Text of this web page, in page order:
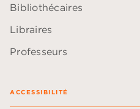
Bibliothécaires
Libraires
Professeurs
ACCESSIBILITÉ